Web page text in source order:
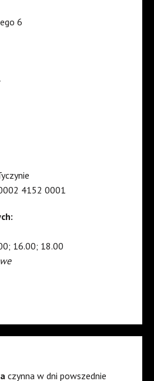
6
4152 0001
16.00; 18.00
czynna w dni powszednie